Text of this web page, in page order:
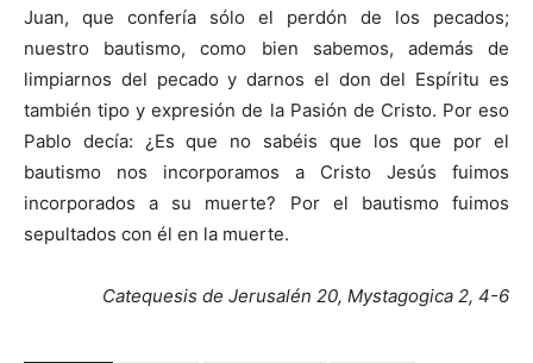
Juan, que confería sólo el perdón de los pecados;
nuestro bautismo, como bien sabemos, además de
limpiarnos del pecado y darnos el don del Espíritu es
también tipo y expresión de la Pasión de Cristo. Por eso
Pablo decía: ¿Es que no sabéis que los que por el
bautismo nos incorporamos a Cristo Jesús fuimos
incorporados a su muerte? Por el bautismo fuimos
sepultados con él en la muerte.
Catequesis de Jerusalén 20, Mystagogica 2, 4-6